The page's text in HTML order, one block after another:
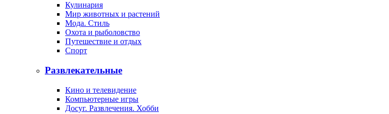
Кулинария
Мир животных и растений
Мода. Стиль
Охота и рыболовство
Путешествие и отдых
Спорт
Развлекательные
Кино и телевидение
Компьютерные игры
Досуг. Развлечения. Хобби